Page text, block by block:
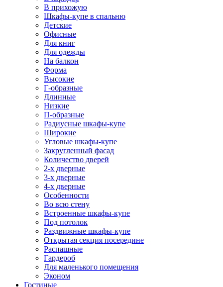
В прихожую
Шкафы-купе в спальню
Детские
Офисные
Для книг
Для одежды
На балкон
Форма
Высокие
Г-образные
Длинные
Низкие
П-образные
Радиусные шкафы-купе
Широкие
Угловые шкафы-купе
Закругленный фасад
Количество дверей
2-х дверные
3-х дверные
4-х дверные
Особенности
Во всю стену
Встроенные шкафы-купе
Под потолок
Раздвижные шкафы-купе
Открытая секция посередине
Распашные
Гардероб
Для маленького помещения
Эконом
Гостиные